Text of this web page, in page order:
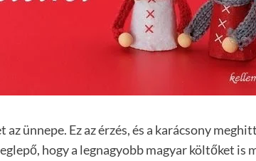
az ünnepe. Ez az érzés, és a karácsony
hogy a legnagyobb magyar költőket is